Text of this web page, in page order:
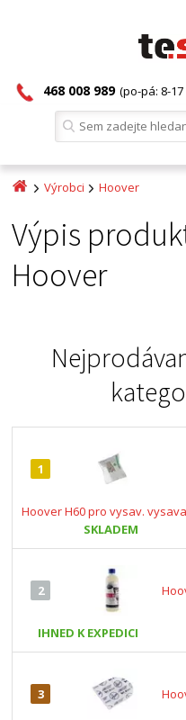
468 008 989 (po-pá: 8-
Výrobci Hoover
Výpis
Hoover
1
Hoover H60 pro vysav.
SKLADEM
2
IHNED K EXPEDICI
3